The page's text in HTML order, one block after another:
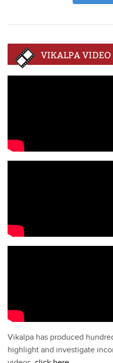
Vikalpa has produced
highlight and investigate